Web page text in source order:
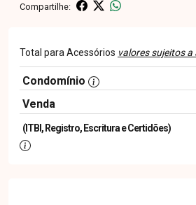
Compartilhe:
Total para Acessórios valores sujeitos a
Condomínio
Venda
(ITBI, Registro, Escritura e Certidões)